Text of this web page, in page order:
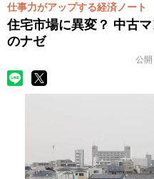
仕事力がアップする経済ノート
住宅市場に異変？ 中古
のナゼ
公開